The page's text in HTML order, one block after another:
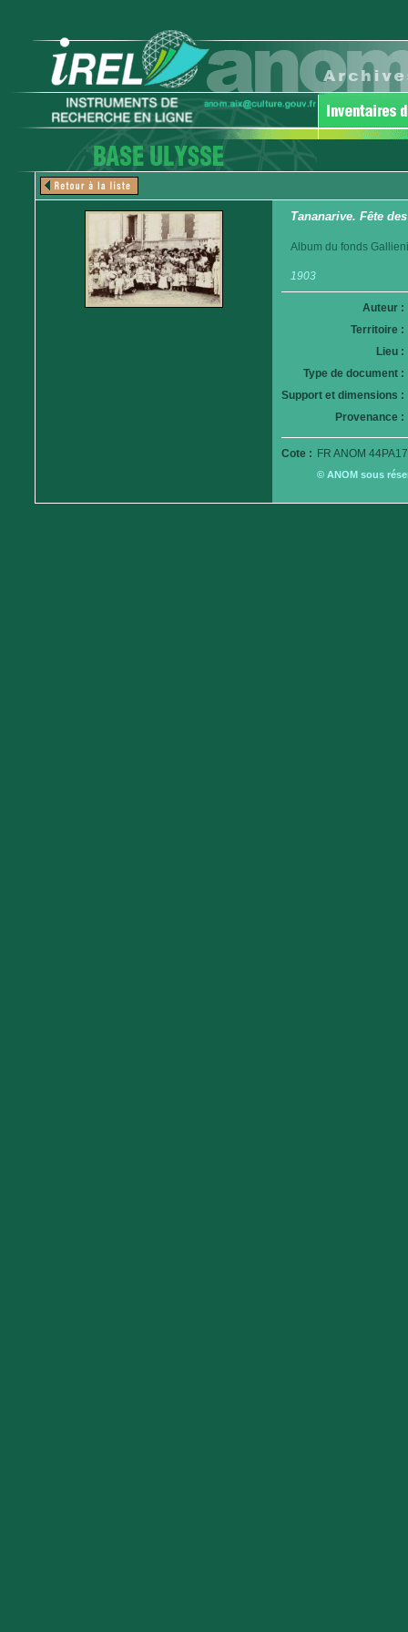
Tananarive. Fête
Album du fonds
1903
Auteur :
Territoire :
Lieu :
Type de document :
Support et dimensions :
Provenance :
Cote : FR ANOM
© ANOM sous